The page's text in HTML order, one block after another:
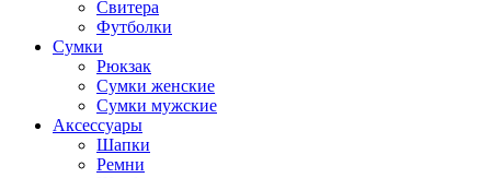
Свитера
Футболки
Сумки
Рюкзак
Сумки женские
Сумки мужские
Аксеcсуары
Шапки
Ремни